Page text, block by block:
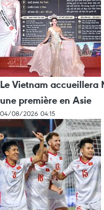
Le Vietnam accueillera
une première en Asie
04/08/2026 04:15